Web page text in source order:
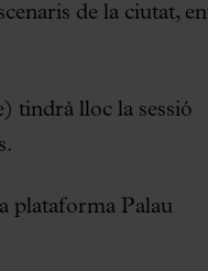
de la ciutat,
tindrà lloc la sessió
plataforma Palau